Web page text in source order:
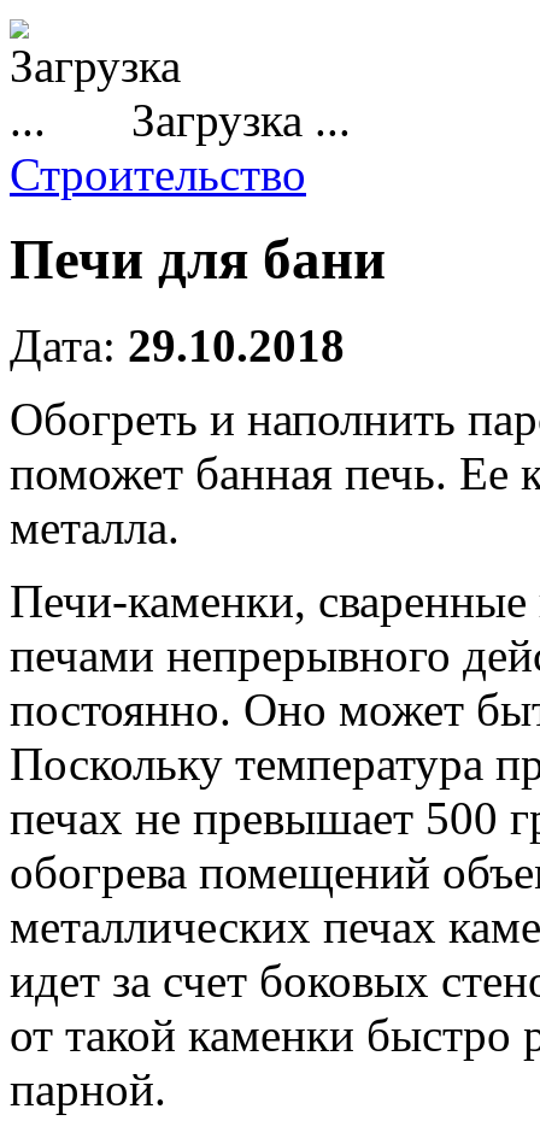
Загрузка ...
Строительство
Печи для бани
Дата: 29.10.2018
Обогреть и наполнить
поможет банная печь. Ее
металла.
Печи-каменки, сваренные
печами непрерывного
постоянно. Оно может
Поскольку температура
печах не превышает 500
обогрева помещений
металлических печах
идет за счет боковых
от такой каменки быстро
парной.